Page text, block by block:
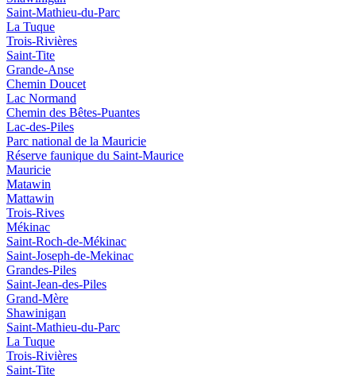
Saint-Mathieu-du-Parc
La Tuque
Trois-Rivières
Saint-Tite
Grande-Anse
Chemin Doucet
Lac Normand
Chemin des Bêtes-Puantes
Lac-des-Piles
Parc national de la Mauricie
Réserve faunique du Saint‑Maurice
Mauricie
Matawin
Mattawin
Trois-Rives
Mékinac
Saint-Roch-de-Mékinac
Saint-Joseph-de-Mekinac
Grandes-Piles
Saint-Jean-des-Piles
Grand-Mère
Shawinigan
Saint-Mathieu-du-Parc
La Tuque
Trois-Rivières
Saint-Tite